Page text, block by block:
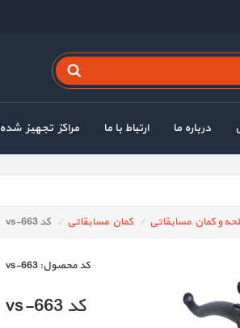
درباره ما ارتباط با ما مراکز تجهیز شده
و کمان مسابقاتی کمان مسابقاتی کد vs-663
كد محصول: vs-663
کد vs-663